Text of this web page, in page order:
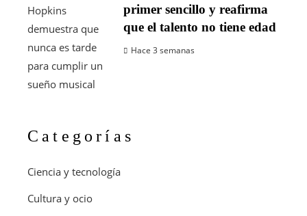
primer sencillo y reafirma
que el talento no tiene edad
Hace 3 semanas
Categorías
Ciencia y tecnología
Cultura y ocio